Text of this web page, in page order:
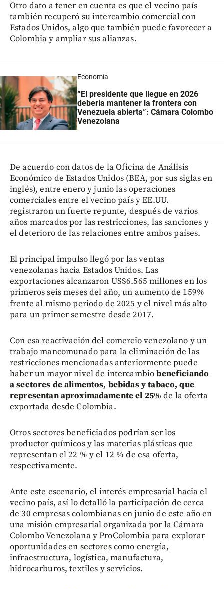
Otro dato a tener en cuenta es que el vecino país
también recuperó su intercambio comercial con
Estados Unidos, algo que también puede favorecer a
Colombia y ampliar sus alianzas.
Economía
“El presidente que llegue en 2026
debería mantener la frontera con
Venezuela abierta”: Cámara Colombo
Venezolana
De acuerdo con datos de la Oficina de Análisis
Económico de Estados Unidos (BEA, por sus siglas en
inglés), entre enero y junio las operaciones
comerciales entre el vecino país y EE.UU.
registraron un fuerte repunte, después de varios
años marcados por las restricciones, las sanciones y
el deterioro de las relaciones entre ambos países.
El principal impulso llegó por las ventas
venezolanas hacia Estados Unidos. Las
exportaciones alcanzaron US$6.565 millones en los
primeros seis meses del año, un aumento de 159%
frente al mismo periodo de 2025 y el nivel más alto
para un primer semestre desde 2017.
Con esa reactivación del comercio venezolano y un
trabajo mancomunado para la eliminación de las
restricciones mencionadas anteriormente puede
haber un mayor nivel de intercambiobeneficiando
a sectores de alimentos, bebidas y tabaco, que
representan aproximadamente el 25% de la oferta
exportada desde Colombia.
Otros sectores beneficiados podrían ser los
productor químicos y las materias plásticas que
representan el 22 % y el 12 % de esa oferta,
respectivamente.
Ante este escenario, el interés empresarial hacia el
vecino país, así lo detalló la participación de cerca
de 30 empresas colombianas en junio de este año en
una misión empresarial organizada por la Cámara
Colombo Venezolana y ProColombia para explorar
oportunidades en sectores como energía,
infraestructura, logística, manufactura,
hidrocarburos, textiles y servicios.